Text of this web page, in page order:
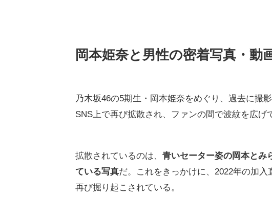
岡本姫奈と男性の密着写真・動
乃木坂46の5期生・岡本姫奈をめぐり、過去に撮
SNS上で再び拡散され、ファンの間で波紋を広げ
拡散されているのは、 青いセーター姿の岡本とみ
ている写真だ。これをきっかけに、2022年の加
再び掘り起こされている。